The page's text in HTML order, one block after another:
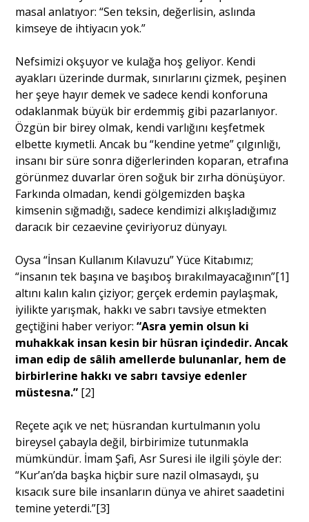
Portre
Yazarlar
Eğitim
Dosya Haber
Ankara Analiz
masal anlatıyor: “Sen teksin, değerlisin, aslında
kimseye de ihtiyacın yok.”
Nefsimizi okşuyor ve kulağa hoş geliyor. Kendi
ayakları üzerinde durmak, sınırlarını çizmek, peşinen
her şeye hayır demek ve sadece kendi konforuna
odaklanmak büyük bir erdemmiş gibi pazarlanıyor.
Özgün bir birey olmak, kendi varlığını keşfetmek
elbette kıymetli. Ancak bu “kendine yetme” çılgınlığı,
insanı bir süre sonra diğerlerinden koparan, etrafına
görünmez duvarlar ören soğuk bir zırha dönüşüyor.
Farkında olmadan, kendi gölgemizden başka
kimsenin sığmadığı, sadece kendimizi alkışladığımız
daracık bir cezaevine çeviriyoruz dünyayı.
Oysa “İnsan Kullanım Kılavuzu” Yüce Kitabımız;
“insanın tek başına ve başıboş bırakılmayacağının”[1]
altını kalın kalın çiziyor; gerçek erdemin paylaşmak,
iyilikte yarışmak, hakkı ve sabrı tavsiye etmekten
geçtiğini haber veriyor:“Asra yemin olsun ki
muhakkak insan kesin bir hüsran içindedir. Ancak
iman edip de sâlih amellerde bulunanlar, hem de
birbirlerine hakkı ve sabrı tavsiye edenler
müstesna.” [2]
Reçete açık ve net; hüsrandan kurtulmanın yolu
bireysel çabayla değil, birbirimize tutunmakla
mümkündür. İmam Şafi, Asr Suresi ile ilgili şöyle der:
“Kur’an’da başka hiçbir sure nazil olmasaydı, şu
kısacık sure bile insanların dünya ve ahiret saadetini
temine yeterdi.”[3]